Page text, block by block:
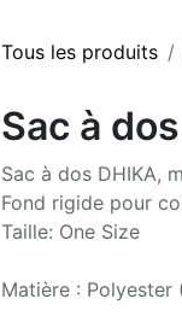
Tous les produits
Sac à
Sac à dos DHIKA,
Fond rigide pour
Taille: One Size
Matière : Polyester